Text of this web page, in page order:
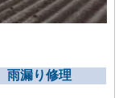
漏り修理